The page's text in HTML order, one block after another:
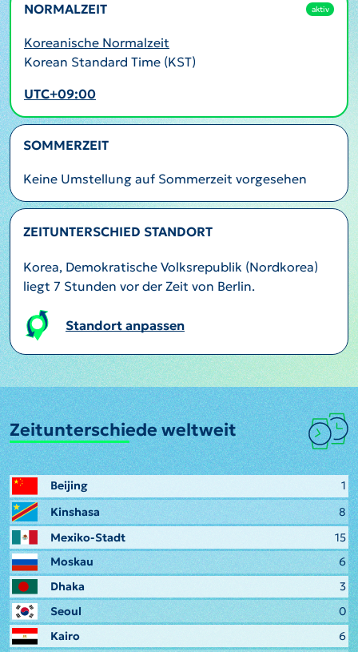
NORMALZEIT aktiv
Koreanische Normalzeit
Korean Standard Time (KST)
UTC+09:00
SOMMERZEIT
Keine Umstellung auf Sommerzeit vorgesehen
ZEITUNTERSCHIED STANDORT
Korea, Demokratische Volksrepublik (Nordkorea)
liegt 7 Stunden vor der Zeit von Berlin.
Standort anpassen
Zeitunterschiede weltweit
Beijing
1
Kinshasa
8
Mexiko-Stadt
15
Moskau
6
Dhaka
3
Seoul
0
Kairo
6